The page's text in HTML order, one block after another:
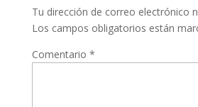
Tu dirección de correo electrónico
Los campos obligatorios están
Comentario *